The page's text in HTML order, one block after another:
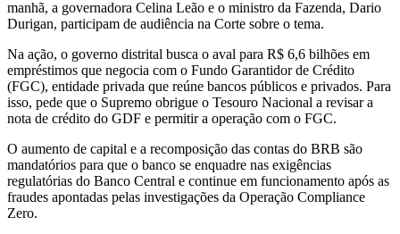
manhã, a governadora Celina Leão e o ministro da Fazenda, Dario
Durigan, participam de audiência na Corte sobre o tema.
Na ação, o governo distrital busca o aval para R$ 6,6 bilhões em
empréstimos que negocia com o Fundo Garantidor de Crédito
(FGC), entidade privada que reúne bancos públicos e privados. Para
isso, pede que o Supremo obrigue o Tesouro Nacional a revisar a
nota de crédito do GDF e permitir a operação com o FGC.
O aumento de capital e a recomposição das contas do BRB são
mandatórios para que o banco se enquadre nas exigências
regulatórias do Banco Central e continue em funcionamento após as
fraudes apontadas pelas investigações da Operação Compliance
Zero.